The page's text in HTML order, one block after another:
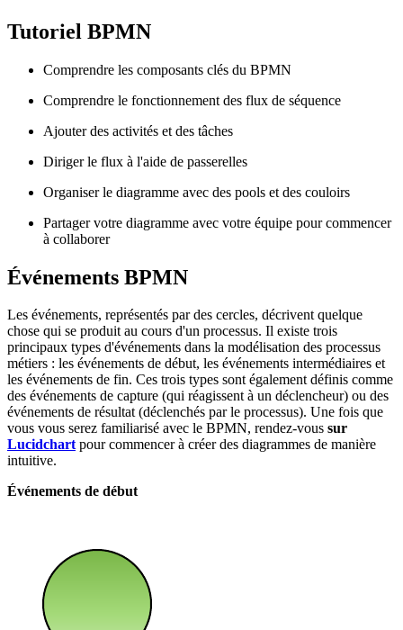
Tutoriel BPMN
Comprendre les composants clés du BPMN
Comprendre le fonctionnement des flux de séquence
Ajouter des activités et des tâches
Diriger le flux à l'aide de passerelles
Organiser le diagramme avec des pools et des couloirs
Partager votre diagramme avec votre équipe pour commencer
à collaborer
Événements BPMN
Les événements, représentés par des cercles, décrivent quelque
chose qui se produit au cours d'un processus. Il existe trois
principaux types d'événements dans la modélisation des processus
métiers : les événements de début, les événements intermédiaires et
les événements de fin. Ces trois types sont également définis comme
des événements de capture (qui réagissent à un déclencheur) ou des
événements de résultat (déclenchés par le processus). Une fois que
vous vous serez familiarisé avec le BPMN, rendez-vous sur
Lucidchart pour commencer à créer des diagrammes de manière
intuitive.
Événements de début